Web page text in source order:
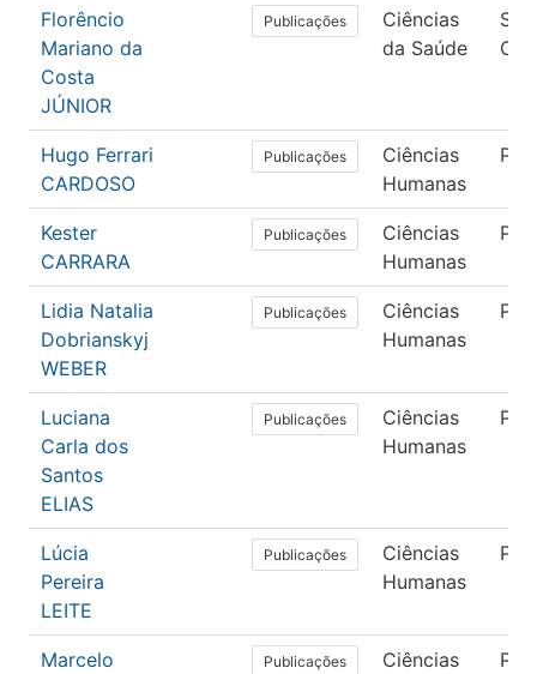
Florêncio
Mariano da
Costa
JÚNIOR
Publicações
Ciências
da Saúde
Hugo Ferrari
CARDOSO
Publicações
Ciências
Humanas
Kester
CARRARA
Publicações
Ciências
Humanas
Lidia Natalia
Dobrianskyj
WEBER
Publicações
Ciências
Humanas
Luciana
Carla dos
Santos
ELIAS
Publicações
Ciências
Humanas
Lúcia
Pereira
LEITE
Publicações
Ciências
Humanas
Marcelo
Publicações
Ciências